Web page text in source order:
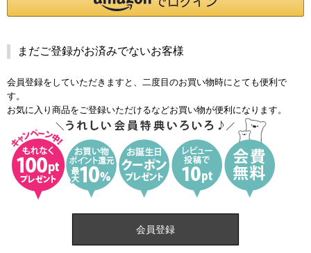
まだご登録がお済みでないお客様
会員登録をしていただきますと、二度目のお買い物時にとても便利で
す。
お気に入り商品をご登録いただけるなどお買い物が便利になります。
会員登録